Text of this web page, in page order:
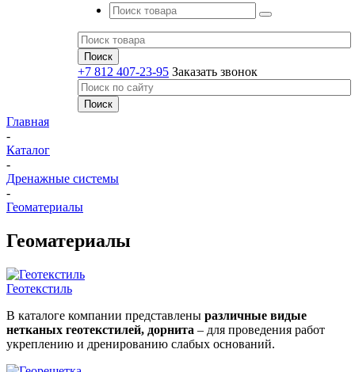
+7 812 407-23-95 Заказать звонок
Главная
-
Каталог
-
Дренажные системы
-
Геоматериалы
Геоматериалы
Геотекстиль
В каталоге компании представлены различные видые
нетканых геотекстилей, дорнита – для проведения работ
укреплению и дренированию слабых оснований.